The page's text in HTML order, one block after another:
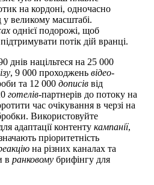
на кордоні, одночасно
у великому масштабі.
однієї подорожі, щоб
потік дій вранці.
днів націльтеся на 25 000
, 9 000 проходжень відео-
та 12 000 дописів від
готелів-партнерів до потоку на
час очікування в черзі на
Використовуйте
адаптації контенту кампанії,
пріоритетність
на різних каналах та
в ранковому брифінгу для